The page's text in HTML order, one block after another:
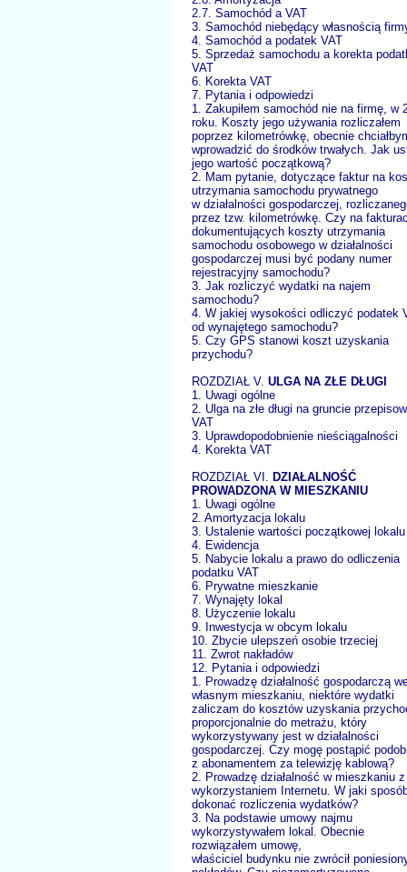
2.7. Samochód a VAT
3. Samochód niebędący własnością
4. Samochód a podatek VAT
5. Sprzedaż samochodu a korekta
VAT
6. Korekta VAT
7. Pytania i odpowiedzi
1. Zakupiłem samochód nie na firmę, w
roku. Koszty jego używania rozliczałem
poprzez kilometrówkę, obecnie
wprowadzić do środków trwałych. Jak
jego wartość początkową?
2. Mam pytanie, dotyczące faktur na
utrzymania samochodu prywatnego
w działalności gospodarczej,
przez tzw. kilometrówkę. Czy na
dokumentujących koszty utrzymania
samochodu osobowego w działalności
gospodarczej musi być podany numer
rejestracyjny samochodu?
3. Jak rozliczyć wydatki na najem
samochodu?
4. W jakiej wysokości odliczyć podatek
od wynajętego samochodu?
5. Czy GPS stanowi koszt uzyskania
przychodu?
ROZDZIAŁ V. ULGA NA ZŁE DŁUGI
1. Uwagi ogólne
2. Ulga na złe długi na gruncie
VAT
3. Uprawdopodobnienie nieściągalności
4. Korekta VAT
ROZDZIAŁ VI. DZIAŁALNOŚĆ
PROWADZONA W MIESZKANIU
1. Uwagi ogólne
2. Amortyzacja lokalu
3. Ustalenie wartości początkowej lokalu
4. Ewidencja
5. Nabycie lokalu a prawo do odliczenia
podatku VAT
6. Prywatne mieszkanie
7. Wynajęty lokal
8. Użyczenie lokalu
9. Inwestycja w obcym lokalu
10. Zbycie ulepszeń osobie trzeciej
11. Zwrot nakładów
12. Pytania i odpowiedzi
1. Prowadzę działalność gospodarczą
własnym mieszkaniu, niektóre wydatki
zaliczam do kosztów uzyskania
proporcjonalnie do metrażu, który
wykorzystywany jest w działalności
gospodarczej. Czy mogę postąpić
z abonamentem za telewizję kablową?
2. Prowadzę działalność w mieszkaniu z
wykorzystaniem Internetu. W jaki
dokonać rozliczenia wydatków?
3. Na podstawie umowy najmu
wykorzystywałem lokal. Obecnie
rozwiązałem umowę,
właściciel budynku nie zwrócił